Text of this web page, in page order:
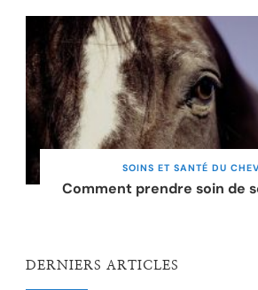
SOINS ET SANTÉ DU
Comment prendre soin de
DERNIERS ARTICLES